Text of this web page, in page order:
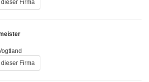
Firma
Firma